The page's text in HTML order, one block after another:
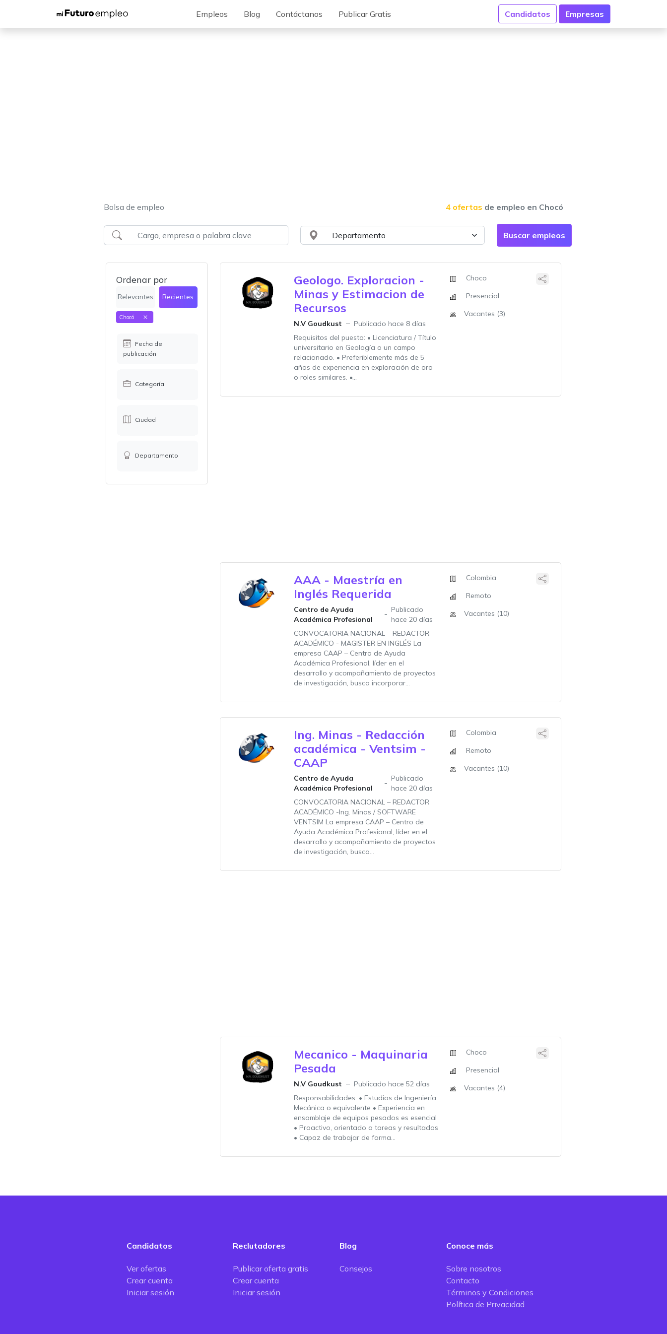
Empleos Blog Contáctanos Publicar Gratis Candidatos Empresas
Bolsa de empleo 4 ofertas de empleo en Chocó
Ordenar por
Relevantes Recientes
Chocó
Fecha de
publicación
Categoría
Ciudad
Departamento
Geologo. Exploracion -
Minas y Estimacion de
Recursos
N.V Goudkust
Publicado hace 8 días
Requisitos del puesto: • Licenciatura / Título
universitario en Geología o un campo
relacionado. • Preferiblemente más de 5
años de experiencia en exploración de oro
o roles similares. •...
Choco
Presencial
Vacantes (3)
AAA - Maestría en
Inglés Requerida
Centro de Ayuda
Académica Profesional
Publicado
hace 20 días
CONVOCATORIA NACIONAL – REDACTOR
ACADÉMICO - MAGISTER EN INGLÉS La
empresa CAAP – Centro de Ayuda
Académica Profesional, líder en el
desarrollo y acompañamiento de proyectos
de investigación, busca incorporar...
Colombia
Remoto
Vacantes (10)
Ing. Minas - Redacción
académica - Ventsim -
CAAP
Centro de Ayuda
Académica Profesional
Publicado
hace 20 días
CONVOCATORIA NACIONAL – REDACTOR
ACADÉMICO -Ing. Minas / SOFTWARE
VENTSIM La empresa CAAP – Centro de
Ayuda Académica Profesional, líder en el
desarrollo y acompañamiento de proyectos
de investigación, busca...
Colombia
Remoto
Vacantes (10)
Mecanico - Maquinaria
Pesada
N.V Goudkust
Publicado hace 52 días
Responsabilidades: • Estudios de Ingeniería
Mecánica o equivalente • Experiencia en
ensamblaje de equipos pesados es esencial
• Proactivo, orientado a tareas y resultados
• Capaz de trabajar de forma...
Choco
Presencial
Vacantes (4)
Candidatos
Ver ofertas
Crear cuenta
Iniciar sesión
Reclutadores
Publicar oferta gratis
Crear cuenta
Iniciar sesión
Blog
Consejos
Conoce más
Sobre nosotros
Contacto
Términos y Condiciones
Política de Privacidad